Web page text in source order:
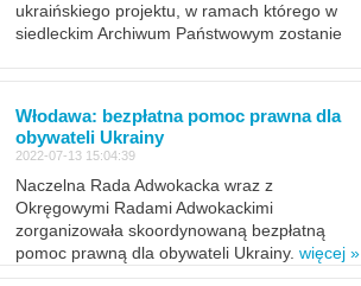
ukraińskiego projektu, w ramach którego w
siedleckim Archiwum Państwowym zostanie
Włodawa: bezpłatna pomoc prawna dla
obywateli Ukrainy
2022-07-13 15:04:39
Naczelna Rada Adwokacka wraz z
Okręgowymi Radami Adwokackimi
zorganizowała skoordynowaną bezpłatną
pomoc prawną dla obywateli Ukrainy. więcej »